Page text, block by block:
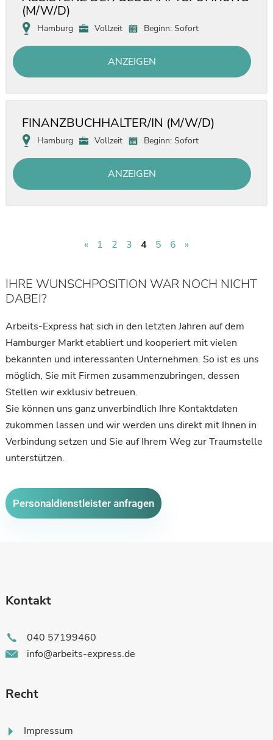
(M/W/D)
Hamburg Vollzeit Beginn: Sofort
ANZEIGEN
FINANZBUCHHALTER/IN (M/W/D)
Hamburg Vollzeit Beginn: Sofort
ANZEIGEN
« 1 2 3 4 5 6 »
IHRE WUNSCHPOSITION WAR NOCH NICHT
DABEI?
Arbeits-Express hat sich in den letzten Jahren auf dem
Hamburger Markt etabliert und kooperiert mit vielen
bekannten und interessanten Unternehmen. So ist es uns
möglich, Sie mit Firmen zusammenzubringen, dessen
Stellen wir exklusiv betreuen.
Sie können uns ganz unverbindlich Ihre Kontaktdaten
zukommen lassen und wir werden uns direkt mit Ihnen in
Verbindung setzen und Sie auf Ihrem Weg zur Traumstelle
unterstützen.
Personaldienstleister anfragen
Kontakt
040 57199460
info@arbeits-express.de
Recht
Impressum